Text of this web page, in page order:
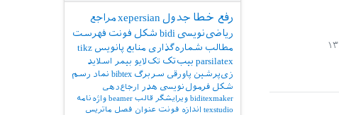
رفع خطا جدول xepersianمراجع
ریاضی‌نویسی bidi شکل فونت فهرست
مطالب شماره‌گذاری منابع پانویس tikz
parsilatex بیب‌تک تک‌لایو بیمر اسلاید
زی‌پرشین پاورقی سربرگ bibtex نماد رسم
شکل فرمول‌نویسی هدر
ارجاع‌دهی
biditexmaker ویرایشگر قالب beamer واژه‌نامه
texstudio اندازه فونت عنوان فصل ماتریس